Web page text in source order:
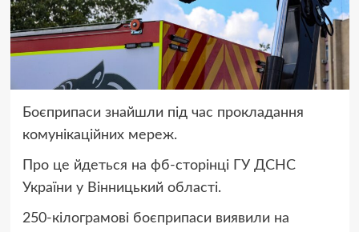
Боєприпаси знайшли під час прокладання
комунікаційних мереж.
Про це йдеться на фб-сторінці ГУ ДСНС
України у Вінницький області.
250-кілограмові боєприпаси виявили на